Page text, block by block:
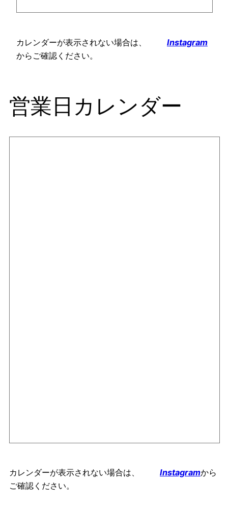
カレンダーが表示されない場合は、
Instagram
からご確認ください。
営業日カレンダー
カレンダーが表示されない場合は、 Instagramから
ご確認ください。